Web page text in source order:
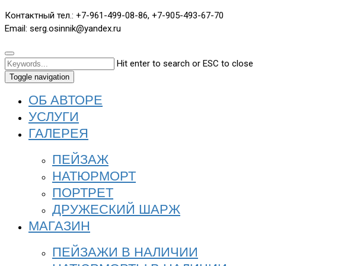
Контактный тел.: +7-961-499-08-86, +7-905-493-67-70
Email: serg.osinnik@yandex.ru
Hit enter to search or ESC to close
Toggle navigation
ОБ АВТОРЕ
УСЛУГИ
ГАЛЕРЕЯ
ПЕЙЗАЖ
НАТЮРМОРТ
ПОРТРЕТ
ДРУЖЕСКИЙ ШАРЖ
МАГАЗИН
ПЕЙЗАЖИ В НАЛИЧИИ